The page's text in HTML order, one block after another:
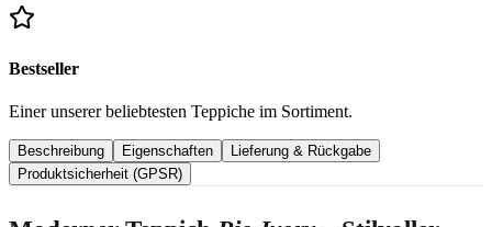
Bestseller
Einer unserer beliebtesten Teppiche im Sortiment.
Beschreibung Eigenschaften
Lieferung & Rückgabe
Produktsicherheit (GPSR)